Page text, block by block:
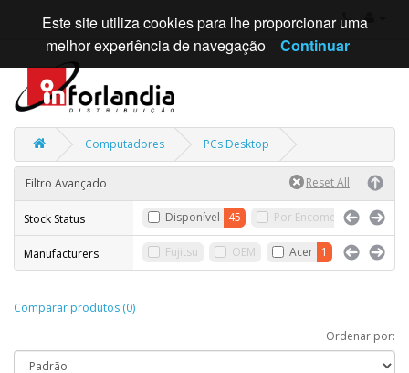
Computadores PCs Desktop
Filtro Avançado
Stock Status Disponível 45 Por Encomenda
Manufacturers Fujitsu OEM Acer 1 Aopen
Comparar produtos (0)
Ordenar por:
Este site utiliza cookies para lhe proporcionar uma
melhor experiência de navegação
Continuar